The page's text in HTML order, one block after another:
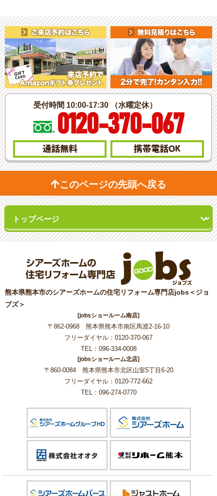
受付時間 10:00-17:30 （水曜定休）
0120-370-067
通話無料 携帯電話OK
このページの先頭へ戻る
熊本県熊本市のシアーズホームの住宅リフォーム専門店jobs＜ジョ
ブズ＞
[jobsショールーム南店]
〒862-0968 熊本県熊本市南区馬渡2-16-10
フリーダイヤル：0120-370-067
TEL：096-334-0008
[jobsショールーム北店]
〒860-0084 熊本県熊本市北区山室5丁目6-20
フリーダイヤル：0120-772-662
TEL：096-274-0770